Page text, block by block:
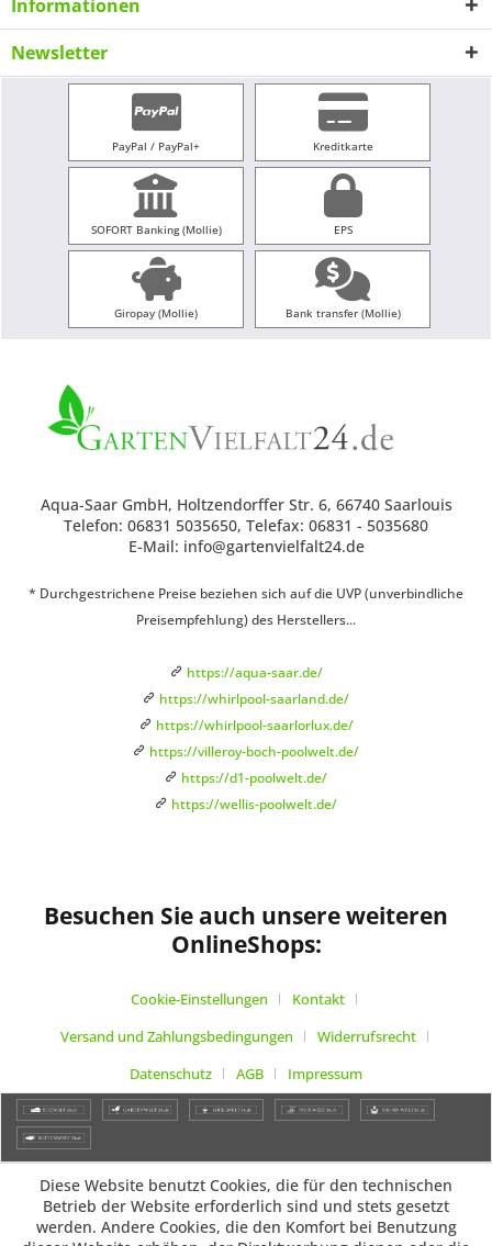
Informationen
Newsletter
PayPal / PayPal+ Kreditkarte
SOFORT Banking (Mollie) EPS
Giropay (Mollie) Bank transfer (Mollie)
Aqua-Saar GmbH, Holtzendorffer Str. 6, 66740 Saarlouis
Telefon: 06831 5035650, Telefax: 06831 - 5035680
E-Mail: info@gartenvielfalt24.de
* Durchgestrichene Preise beziehen sich auf die UVP (unverbindliche
Preisempfehlung) des Herstellers...
https://aqua-saar.de/
https://whirlpool-saarland.de/
https://whirlpool-saarlorlux.de/
https://villeroy-boch-poolwelt.de/
https://d1-poolwelt.de/
https://wellis-poolwelt.de/
Besuchen Sie auch unsere weiteren
OnlineShops:
Cookie-Einstellungen
Kontakt
Versand und Zahlungsbedingungen
Widerrufsrecht
Datenschutz
AGB Impressum
Diese Website benutzt Cookies, die für den technischen
Betrieb der Website erforderlich sind und stets gesetzt
werden. Andere Cookies, die den Komfort bei Benutzung